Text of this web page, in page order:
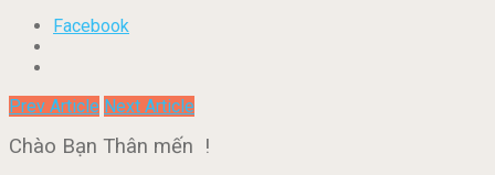
Facebook
Prev Article Next Article
Chào Bạn Thân mến !